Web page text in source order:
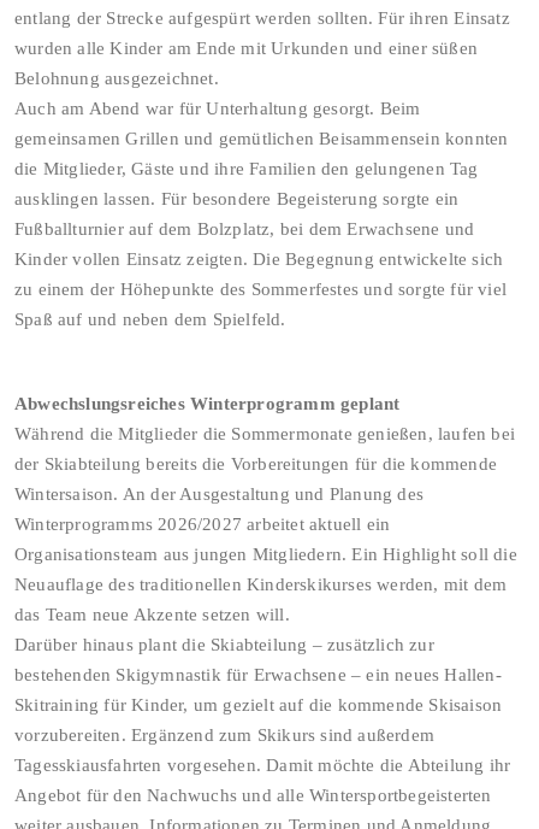
entlang der Strecke aufgespürt werden sollten. Für ihren Einsatz
wurden alle Kinder am Ende mit Urkunden und einer süßen
Belohnung ausgezeichnet.
Auch am Abend war für Unterhaltung gesorgt. Beim
gemeinsamen Grillen und gemütlichen Beisammensein konnten
die Mitglieder, Gäste und ihre Familien den gelungenen Tag
ausklingen lassen. Für besondere Begeisterung sorgte ein
Fußballturnier auf dem Bolzplatz, bei dem Erwachsene und
Kinder vollen Einsatz zeigten. Die Begegnung entwickelte sich
zu einem der Höhepunkte des Sommerfestes und sorgte für viel
Spaß auf und neben dem Spielfeld.
Abwechslungsreiches Winterprogramm geplant
Während die Mitglieder die Sommermonate genießen, laufen bei
der Skiabteilung bereits die Vorbereitungen für die kommende
Wintersaison. An der Ausgestaltung und Planung des
Winterprogramms 2026/2027 arbeitet aktuell ein
Organisationsteam aus jungen Mitgliedern. Ein Highlight soll die
Neuauflage des traditionellen Kinderskikurses werden, mit dem
das Team neue Akzente setzen will.
Darüber hinaus plant die Skiabteilung – zusätzlich zur
bestehenden Skigymnastik für Erwachsene – ein neues Hallen-
Skitraining für Kinder, um gezielt auf die kommende Skisaison
vorzubereiten. Ergänzend zum Skikurs sind außerdem
Tagesskiausfahrten vorgesehen. Damit möchte die Abteilung ihr
Angebot für den Nachwuchs und alle Wintersportbegeisterten